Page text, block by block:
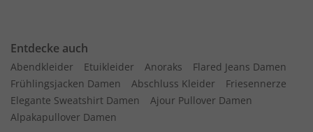
Entdecke auch
Abendkleider Etuikleider Anoraks
Flared Jeans Damen
Frühlingsjacken Damen
Abschluss Kleider
Friesennerze
Elegante Sweatshirt Damen
Ajour Pullover Damen
Alpakapullover Damen